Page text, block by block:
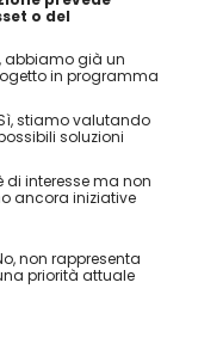
o del
abbiamo già un
in programma
stiamo valutando
soluzioni
di interesse ma non
ancora iniziative
non rappresenta
priorità attuale